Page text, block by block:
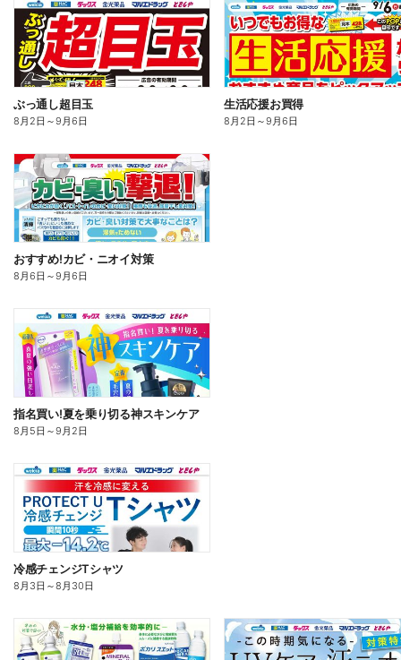
ぶっ通し超目玉
8月2日 ～9月6日
生活応援お買得
8月2日 ～9月6日
おすすめ!カビ・ニオイ対策
8月6日 ～9月6日
指名買い!夏を乗り切る神スキンケア
8月5日 ～9月2日
冷感チェンジTシャツ
8月3日 ～8月30日